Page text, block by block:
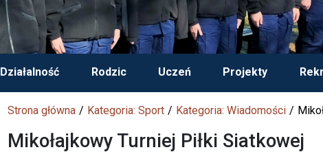
Działalność Rodzic Uczeń Projekty
Strona główna Kategoria: Sport Kategoria: Wiadomości
Mikołajkowy Turniej Piłki Siatkowej